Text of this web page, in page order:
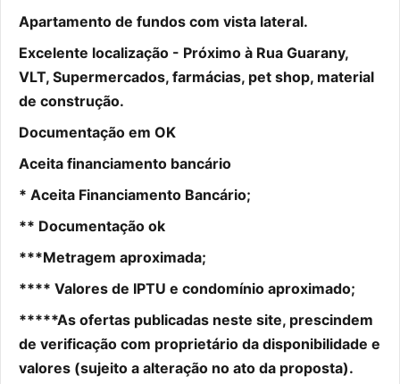
Apartamento de fundos com vista lateral.
Excelente localização - Próximo à Rua Guarany,
VLT, Supermercados, farmácias, pet shop, material
de construção.
Documentação em OK
Aceita financiamento bancário
* Aceita Financiamento Bancário;
** Documentação ok
***Metragem aproximada;
**** Valores de IPTU e condomínio aproximado;
*****As ofertas publicadas neste site, prescindem
de verificação com proprietário da disponibilidade e
valores (sujeito a alteração no ato da proposta).